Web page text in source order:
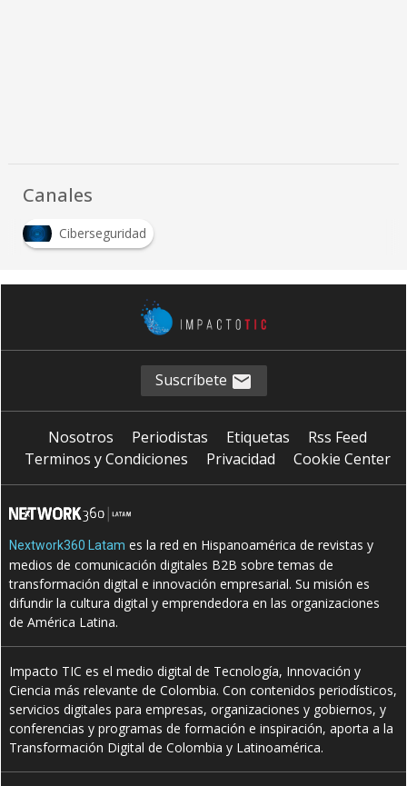
Canales
Ciberseguridad
Suscríbete
Nosotros Periodistas Etiquetas
Rss Feed
Terminos y Condiciones
Privacidad Cookie Center
Nextwork360 Latam es la red en Hispanoamérica de revistas y
medios de comunicación digitales B2B sobre temas de
transformación digital e innovación empresarial. Su misión es
difundir la cultura digital y emprendedora en las organizaciones
de América Latina.
Impacto TIC es el medio digital de Tecnología, Innovación y
Ciencia más relevante de Colombia. Con contenidos periodísticos,
servicios digitales para empresas, organizaciones y gobiernos, y
conferencias y programas de formación e inspiración, aporta a la
Transformación Digital de Colombia y Latinoamérica.